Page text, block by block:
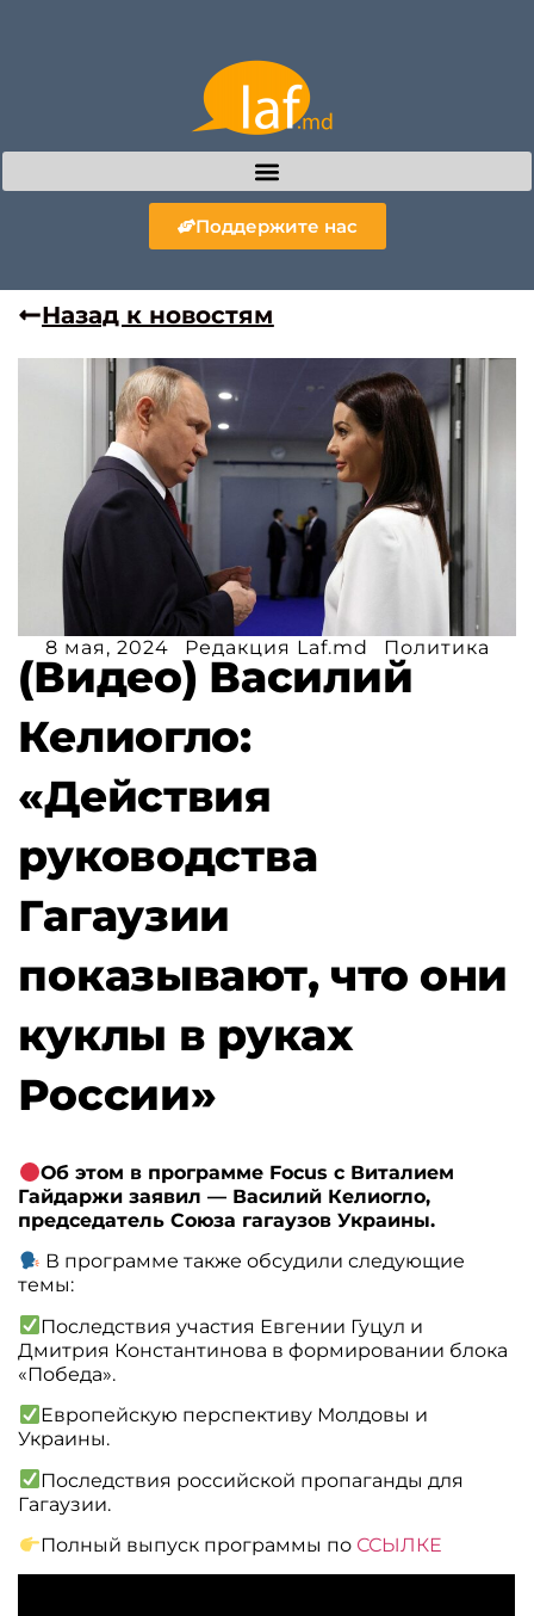
Поддержите нас
Назад к новостям
8 мая, 2024 Редакция Laf.md Политика
(Видео) Василий
Келиогло:
«Действия
руководства
Гагаузии
показывают, что они
куклы в руках
России»
Об этом в программе Focus с Виталием
Гайдаржи заявил — Василий Келиогло,
председатель Союза гагаузов Украины.
В программе также обсудили следующие
темы:
Последствия участия Евгении Гуцул и
Дмитрия Константинова в формировании блока
«Победа».
Европейскую перспективу Молдовы и
Украины.
Последствия российской пропаганды для
Гагаузии.
Полный выпуск программы по ССЫЛКЕ